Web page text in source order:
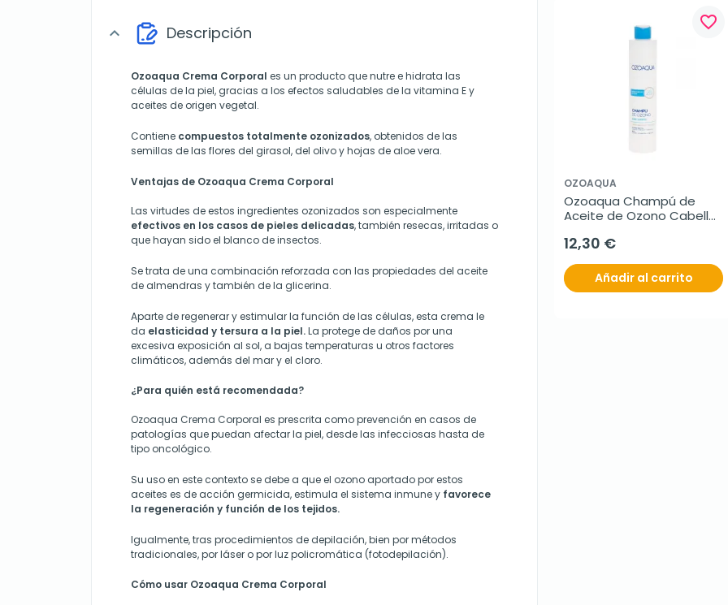
expand_more Descripción
Ozoaqua Crema Corporal es un producto que nutre e hidrata las
células de la piel, gracias a los efectos saludables de la vitamina E y
aceites de origen vegetal.
Contiene compuestos totalmente ozonizados, obtenidos de las
semillas de las flores del girasol, del olivo y hojas de aloe vera.
Ventajas de Ozoaqua Crema Corporal
Las virtudes de estos ingredientes ozonizados son especialmente
efectivos en los casos de pieles delicadas, también resecas, irritadas o
que hayan sido el blanco de insectos.
Se trata de una combinación reforzada con las propiedades del aceite
de almendras y también de la glicerina.
Aparte de regenerar y estimular la función de las células, esta crema le
da elasticidad y tersura a la piel.La protege de daños por una
excesiva exposición al sol, a bajas temperaturas u otros factores
climáticos, además del mar y el cloro.
¿Para quién está recomendada?
Ozoaqua Crema Corporal es prescrita como prevención en casos de
patologías que puedan afectar la piel, desde las infecciosas hasta de
tipo oncológico.
Su uso en este contexto se debe a que el ozono aportado por estos
aceites es de acción germicida, estimula el sistema inmune y favorece
la regeneración y función de los tejidos.
Igualmente, tras procedimientos de depilación, bien por métodos
tradicionales, por láser o por luz policromática (fotodepilación).
Cómo usar Ozoaqua Crema Corporal
favorite_border
OZOAQUA
Ozoaqua Champú de
Aceite de Ozono Cabello
12,30 €
Añadir al carrito